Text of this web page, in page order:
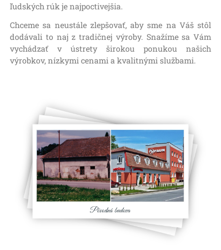
ľudských rúk je najpoctivejšia.
Chceme sa neustále zlepšovať, aby sme na Váš stôl
dodávali to naj z tradičnej výroby. Snažíme sa Vám
vychádzať v ústrety širokou ponukou našich
výrobkov, nízkymi cenami a kvalitnými službami.